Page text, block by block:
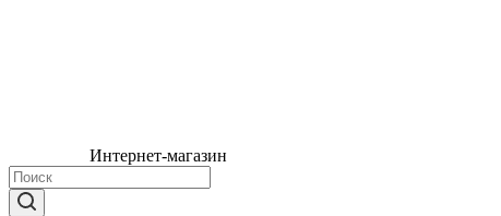
Интернет-магазин